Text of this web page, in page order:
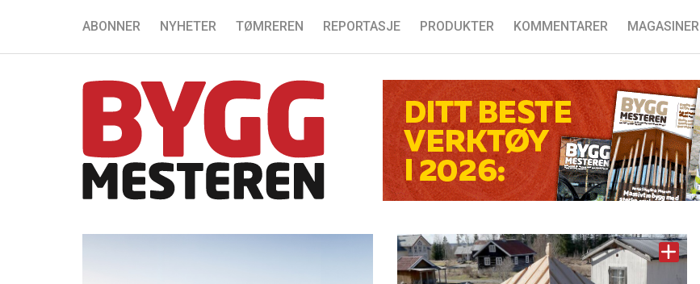
ABONNER NYHETER TØMREREN REPORTASJE PRODUKTER KOMMENTARER MAGASINER